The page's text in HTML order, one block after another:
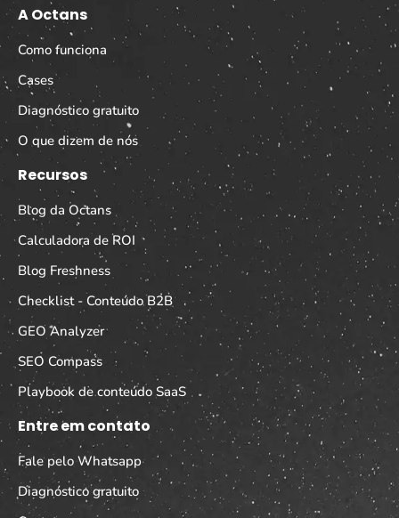
A Octans
Como funciona
Cases
Diagnóstico gratuito
O que dizem de nós
Recursos
Blog da Octans
Calculadora de ROI
Blog Freshness
Checklist - Conteúdo B2B
GEO Analyzer
SEO Compass
Playbook de conteúdo SaaS
Entre em contato
Fale pelo Whatsapp
Diagnóstico gratuito